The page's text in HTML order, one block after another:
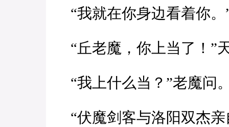
“我就在你身边看着你。
“丘老魔，你上当了！”
“我上什么当？”老魔问
“伏魔剑客与洛阳双杰亲